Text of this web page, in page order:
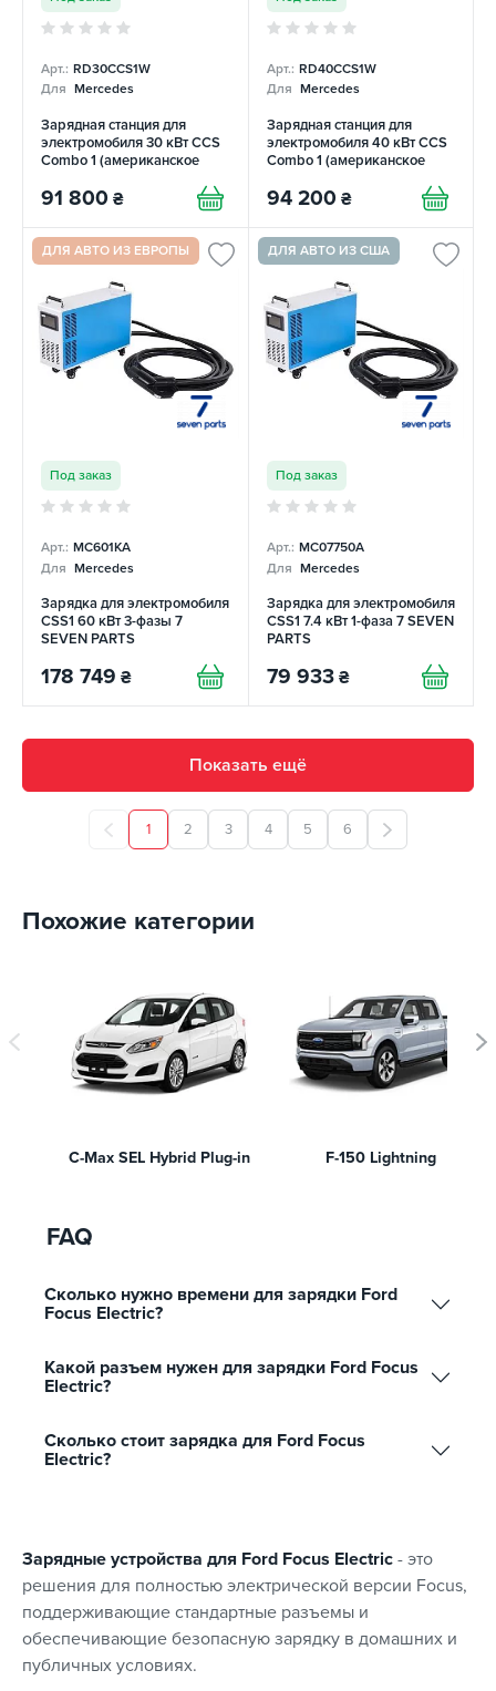
Арт.: RD30CCS1W
Для Mercedes
Зарядная станция для
электромобиля 30 кВт CCS
Combo 1 (американское
91 800 ₴
Арт.: RD40CCS1W
Для Mercedes
Зарядная станция для
электромобиля 40 кВт CCS
Combo 1 (американское
94 200 ₴
ДЛЯ АВТО ИЗ ЕВРОПЫ
Под заказ
Арт.: MC601KA
Для Mercedes
Зарядка для электромобиля
CSS1 60 кВт 3-фазы 7
SEVEN PARTS
178 749 ₴
ДЛЯ АВТО ИЗ США
Под заказ
Арт.: MC07750A
Для Mercedes
Зарядка для электромобиля
CSS1 7.4 кВт 1-фаза 7 SEVEN
PARTS
79 933 ₴
Показать ещё
1 2 3 4 5 6
Похожие категории
C-Max SEL Hybrid Plug-in F-150 Lightning
FAQ
Сколько нужно времени для зарядки Ford
Focus Electric?
Какой разъем нужен для зарядки Ford Focus
Electric?
Сколько стоит зарядка для Ford Focus
Electric?
Зарядные устройства для Ford Focus Electric - это
решения для полностью электрической версии Focus,
поддерживающие стандартные разъемы и
обеспечивающие безопасную зарядку в домашних и
публичных условиях.